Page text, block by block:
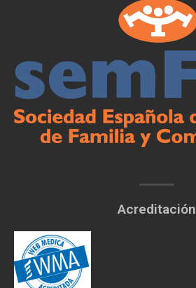
Acreditación